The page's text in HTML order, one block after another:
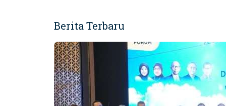
Berita Terbaru